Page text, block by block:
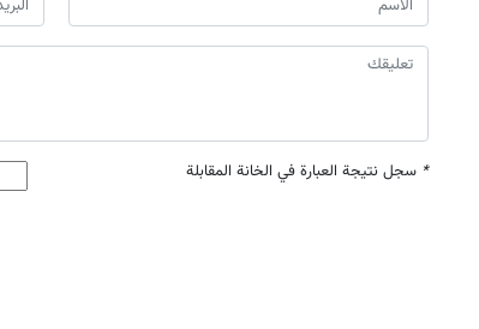
* سجل نتيجة العبارة في الخانة المقابلة